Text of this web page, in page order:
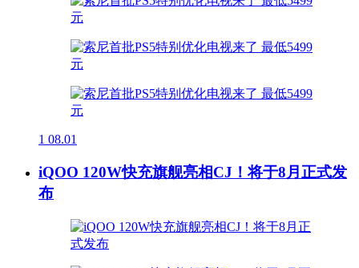
1 08.01
iQOO 120W快充旗舰亮相CJ！将于8月正式发
布